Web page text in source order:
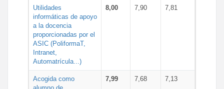
Utilidades
informáticas de apoyo
a la docencia
proporcionadas por el
ASIC (PoliformaT,
Intranet,
Automatrícula...)
8,00 7,90 7,81
Acogida como
alumno de
7,99 7,68 7,13